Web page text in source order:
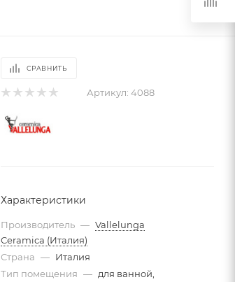
СРАВНИТЬ
Артикул: 4088
Характеристики
Производитель — Vallelunga
Ceramica (Италия)
Страна — Италия
Тип помещения — для ванной,